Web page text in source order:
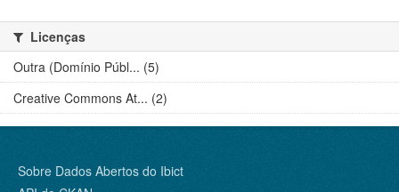
Licenças
Outra (Domínio Públ... (5)
Creative Commons At... (2)
Sobre Dados Abertos do Ibict